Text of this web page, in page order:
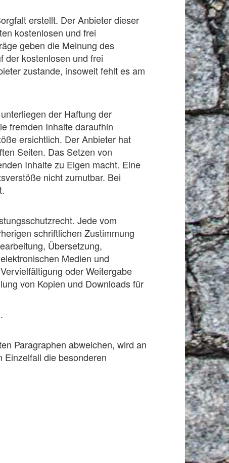
erstellt. Der Anbieter dieser
kostenlosen und frei
geben die Meinung des
der kostenlosen und frei
zustande, insoweit fehlt es am
der Haftung der
fremden Inhalte daraufhin
ersichtlich. Der Anbieter hat
Seiten. Das Setzen von
Inhalte zu Eigen macht. Eine
nicht zumutbar. Bei
Jede vom
schriftlichen Zustimmung
Übersetzung,
Medien und
oder Weitergabe
von Kopien und Downloads für
Paragraphen abweichen, wird an
Einzelfall die besonderen